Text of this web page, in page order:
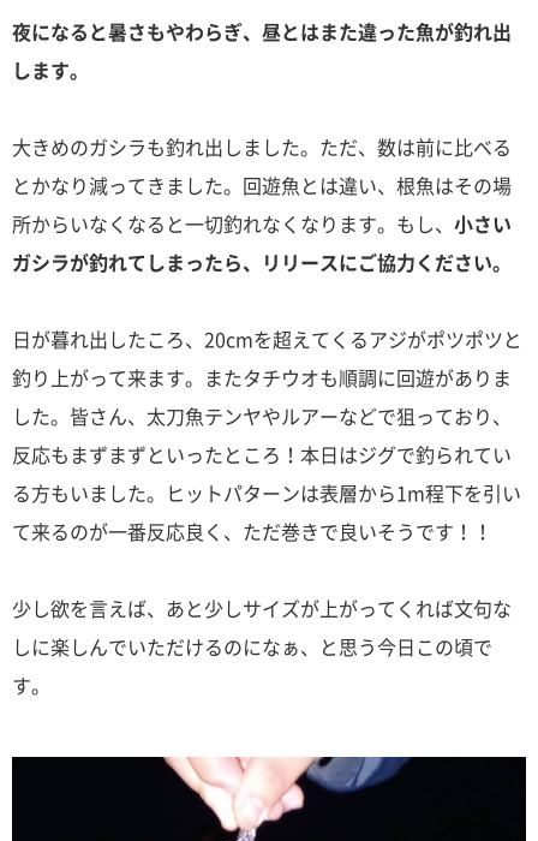
夜になると暑さもやわらぎ、昼とはまた違った魚が釣れ出
します。
大きめのガシラも釣れ出しました。ただ、数は前に比べる
とかなり減ってきました。回遊魚とは違い、根魚はその場
所からいなくなると一切釣れなくなります。もし、 小さい
ガシラが釣れてしまったら、リリースにご協力ください。
日が暮れ出したころ、20cmを超えてくるアジがポツポツと
釣り上がって来ます。またタチウオも順調に回遊がありま
した。皆さん、太刀魚テンヤやルアーなどで狙っており、
反応もまずまずといったところ！本日はジグで釣られてい
る方もいました。ヒットパターンは表層から1m程下を引い
て来るのが一番反応良く、ただ巻きで良いそうです！！
少し欲を言えば、あと少しサイズが上がってくれば文句な
しに楽しんでいただけるのになぁ、と思う今日この頃で
す。